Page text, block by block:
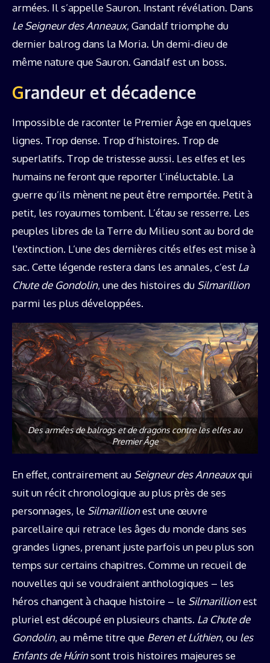
armées. Il s’appelle Sauron. Instant révélation. Dans
Le Seigneur des Anneaux, Gandalf triomphe du
dernier balrog dans la Moria. Un demi-dieu de
même nature que Sauron. Gandalf est un boss.
Grandeur et décadence
Impossible de raconter le Premier Âge en quelques
lignes. Trop dense. Trop d’histoires. Trop de
superlatifs. Trop de tristesse aussi. Les elfes et les
humains ne feront que reporter l’inéluctable. La
guerre qu’ils mènent ne peut être remportée. Petit à
petit, les royaumes tombent. L’étau se resserre. Les
peuples libres de la Terre du Milieu sont au bord de
l'extinction. L’une des dernières cités elfes est mise à
sac. Cette légende restera dans les annales, c’est La
Chute de Gondolin, une des histoires du Silmarillion
parmi les plus développées.
Des armées de balrogs et de dragons contre les elfes au
Premier Âge
En effet, contrairement au Seigneur des Anneauxqui
suit un récit chronologique au plus près de ses
personnages, le Silmarillionest une œuvre
parcellaire qui retrace les âges du monde dans ses
grandes lignes, prenant juste parfois un peu plus son
temps sur certains chapitres. Comme un recueil de
nouvelles qui se voudraient anthologiques – les
héros changent à chaque histoire – le Silmarillionest
pluriel est découpé en plusieurs chants. La Chute de
Gondolin, au même titre que Beren et Lúthien, ou les
Enfants de Húrinsont trois histoires majeures se